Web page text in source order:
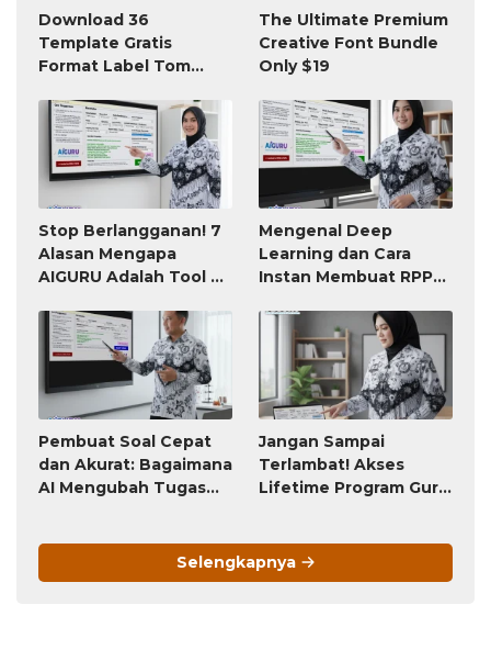
Download 36
Template Gratis
Format Label Tom
Word
The Ultimate Premium
Creative Font Bundle
Only $19
Stop Berlangganan! 7
Alasan Mengapa
AIGURU Adalah Tool AI
Worth It (Bayar 79
Ribu, Untung Seumur
Mengenal Deep
Learning dan Cara
Instan Membuat RPP
Pembuat Soal Cepat
dan Akurat: Bagaimana
AI Mengubah Tugas
Jangan Sampai
Terlambat! Akses
Lifetime Program Guru
Berubah Menjadi
Langganan Bulanan
Selengkapnya